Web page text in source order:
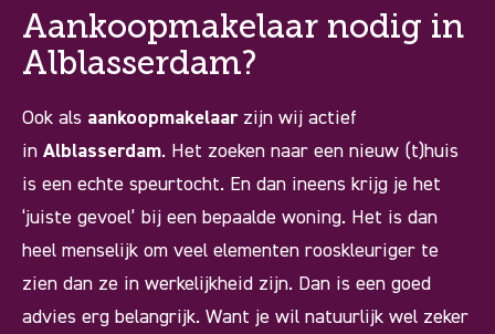
Aankoopmakelaar nodig in
Alblasserdam?
Ook als aankoopmakelaarzijn wij actief
in Alblasserdam. Het zoeken naar een nieuw (t)huis
is een echte speurtocht. En dan ineens krijg je het
‘juiste gevoel’ bij een bepaalde woning. Het is dan
heel menselijk om veel elementen rooskleuriger te
zien dan ze in werkelijkheid zijn. Dan is een goed
advies erg belangrijk. Want je wil natuurlijk wel zeker